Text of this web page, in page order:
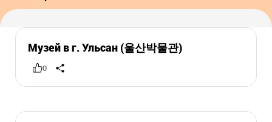
Музей в г. Ульсан (울산박물관)
0